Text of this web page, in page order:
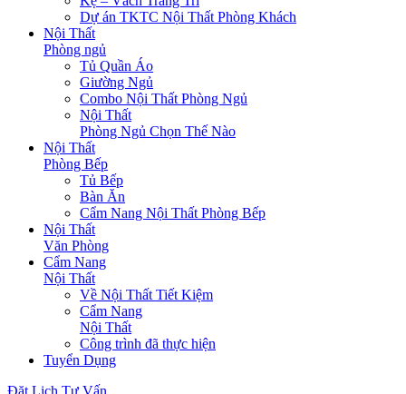
Dự án TKTC Nội Thất Phòng Khách
Nội Thất
Phòng ngủ
Tủ Quần Áo
Giường Ngủ
Combo Nội Thất Phòng Ngủ
Nội Thất
Phòng Ngủ Chọn Thế Nào
Nội Thất
Phòng Bếp
Tủ Bếp
Bàn Ăn
Cẩm Nang Nội Thất Phòng Bếp
Nội Thất
Văn Phòng
Cẩm Nang
Nội Thất
Về Nội Thất Tiết Kiệm
Cẩm Nang
Nội Thất
Công trình đã thực hiện
Tuyển Dụng
Đặt Lịch Tư Vấn